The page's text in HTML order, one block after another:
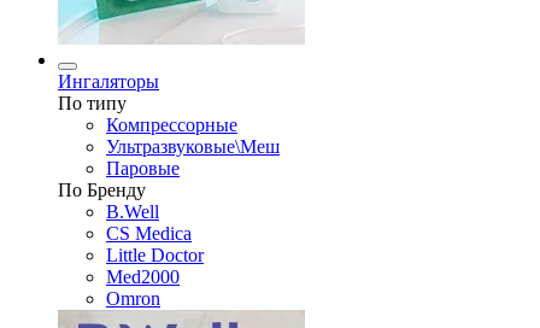
Ингаляторы
По типу
Компрессорные
Ультразвуковые\Меш
Паровые
По Бренду
B.Well
CS Medica
Little Doctor
Med2000
Omron